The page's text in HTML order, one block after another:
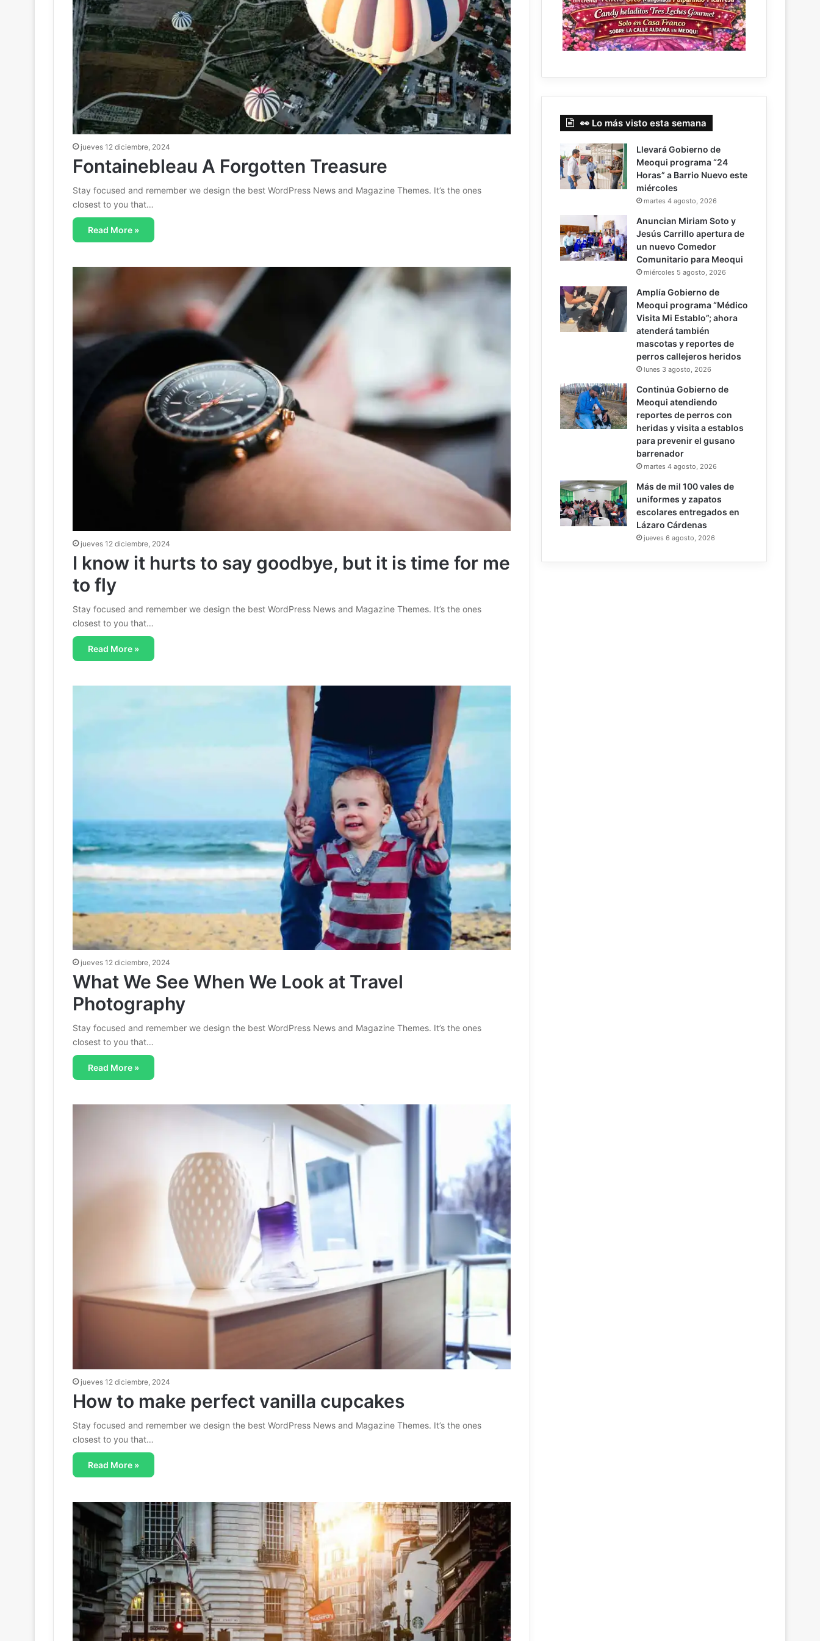
jueves 12 diciembre, 2024
Fontainebleau A Forgotten Treasure
Stay focused and remember we design the best WordPress News and Magazine Themes. It’s the ones
closest to you that…
Read More »
jueves 12 diciembre, 2024
I know it hurts to say goodbye, but it is time for me
to fly
Stay focused and remember we design the best WordPress News and Magazine Themes. It’s the ones
closest to you that…
Read More »
jueves 12 diciembre, 2024
What We See When We Look at Travel
Photography
Stay focused and remember we design the best WordPress News and Magazine Themes. It’s the ones
closest to you that…
Read More »
jueves 12 diciembre, 2024
How to make perfect vanilla cupcakes
Stay focused and remember we design the best WordPress News and Magazine Themes. It’s the ones
closest to you that…
Read More »
👀 Lo más visto esta semana
Llevará Gobierno de
Meoqui programa “24
Horas” a Barrio Nuevo este
miércoles
martes 4 agosto, 2026
Anuncian Miriam Soto y
Jesús Carrillo apertura de
un nuevo Comedor
Comunitario para Meoqui
miércoles 5 agosto, 2026
Amplía Gobierno de
Meoqui programa “Médico
Visita Mi Establo”; ahora
atenderá también
mascotas y reportes de
perros callejeros heridos
lunes 3 agosto, 2026
Continúa Gobierno de
Meoqui atendiendo
reportes de perros con
heridas y visita a establos
para prevenir el gusano
barrenador
martes 4 agosto, 2026
Más de mil 100 vales de
uniformes y zapatos
escolares entregados en
Lázaro Cárdenas
jueves 6 agosto, 2026